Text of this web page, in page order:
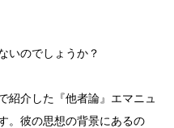
いのでしょうか？
紹介した『他者論』エマニュ
。彼の思想の背景にあるの